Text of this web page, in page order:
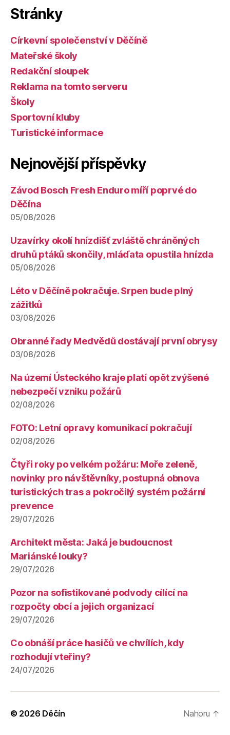
Stránky
Církevní společenství v Děčíně
Mateřské školy
Redakční sloupek
Reklama na tomto serveru
Školy
Sportovní kluby
Turistické informace
Nejnovější příspěvky
Závod Bosch Fresh Enduro míří poprvé do
Děčína
05/08/2026
Uzavírky okolí hnízdišť zvláště chráněných
druhů ptáků skončily, mláďata opustila hnízda
05/08/2026
Léto v Děčíně pokračuje. Srpen bude plný
zážitků
03/08/2026
Obranné řady Medvědů dostávají první obrysy
03/08/2026
Na území Ústeckého kraje platí opět zvýšené
nebezpečí vzniku požárů
02/08/2026
FOTO: Letní opravy komunikací pokračují
02/08/2026
Čtyři roky po velkém požáru: Moře zeleně,
novinky pro návštěvníky, postupná obnova
turistických tras a pokročilý systém požární
prevence
29/07/2026
Architekt města: Jaká je budoucnost
Mariánské louky?
29/07/2026
Pozor na sofistikované podvody cílící na
rozpočty obcí a jejich organizací
29/07/2026
Co obnáší práce hasičů ve chvílích, kdy
rozhodují vteřiny?
24/07/2026
© 2026 Děčín Nahoru ↑